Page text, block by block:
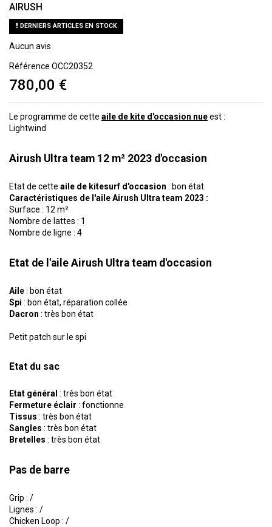
AIRUSH
DERNIERS ARTICLES EN STOCK
Aucun avis
Référence OCC20352
780,00 €
Le programme de cette aile de kite d'occasion nueest :
Lightwind
Airush Ultra team 12 m² 2023 d'occasion
Etat de cette aile de kitesurf d'occasion : bon état.
Caractéristiques de l'aile Airush Ultra team 2023 :
Surface : 12 m²
Nombre de lattes : 1
Nombre de ligne : 4
Etat de l'aile Airush Ultra team d'occasion
Aile: bon état
Spi : bon état, réparation collée
Dacron : très bon état
Petit patch sur le spi
Etat du sac
Etat général : très bon état
Fermeture éclair : fonctionne
Tissus : très bon état
Sangles : très bon état
Bretelles : très bon état
Pas de barre
Grip : /
Lignes : /
Chicken Loop : /